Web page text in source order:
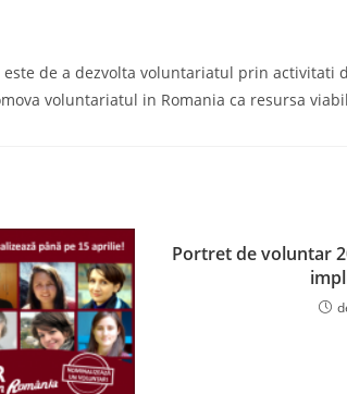
este de a dezvolta voluntariatul prin
voluntariatul in Romania ca resursa
Portret de voluntar